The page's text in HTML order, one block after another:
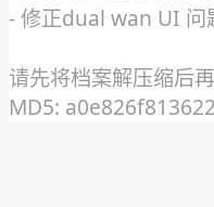
- 修正dual wan UI 问
请先将档案解压缩后
MD5: